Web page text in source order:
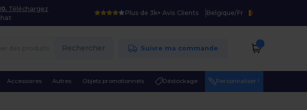
Téléchargez
Plus de 3k+ Avis Clients Belgique/Fr
Rechercher Suivre ma commande
Accessoires Autres Objets promotionnels Déstockage Personnaliser !